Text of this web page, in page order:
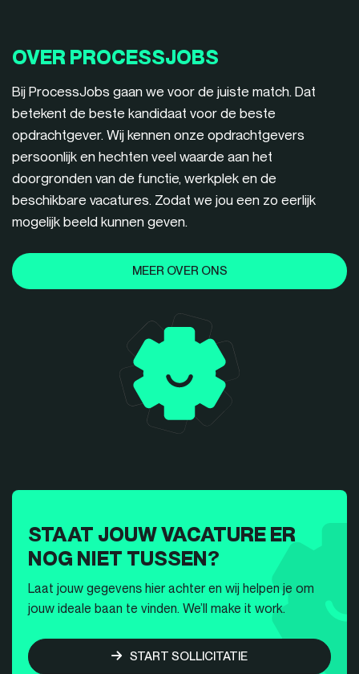
OVER PROCESSJOBS
Bij ProcessJobs gaan we voor de juiste match. Dat
betekent de beste kandidaat voor de beste
opdrachtgever. Wij kennen onze opdrachtgevers
persoonlijk en hechten veel waarde aan het
doorgronden van de functie, werkplek en de
beschikbare vacatures. Zodat we jou een zo eerlijk
mogelijk beeld kunnen geven.
MEER OVER ONS
STAAT JOUW VACATURE ER
NOG NIET TUSSEN?
Laat jouw gegevens hier achter en wij helpen je om
jouw ideale baan te vinden. We’ll make it work.
START SOLLICITATIE